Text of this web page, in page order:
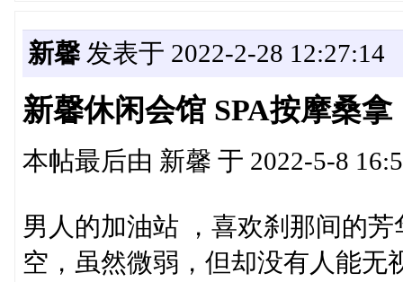
新馨发表于 2022-2-28 12:27:14
新馨休闲会馆 SPA按摩桑
本帖最后由 新馨 于 2022-5-8
男人的加油站 ，喜欢刹那间的
空，虽然微弱，但却没有人能无